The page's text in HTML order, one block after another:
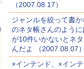
（2007.08.17）
ジャンルを絞って書
のネタ帳さんのよう
が10件いかないとネ
んだよ （2007.08.07）
×インテンド、×イン